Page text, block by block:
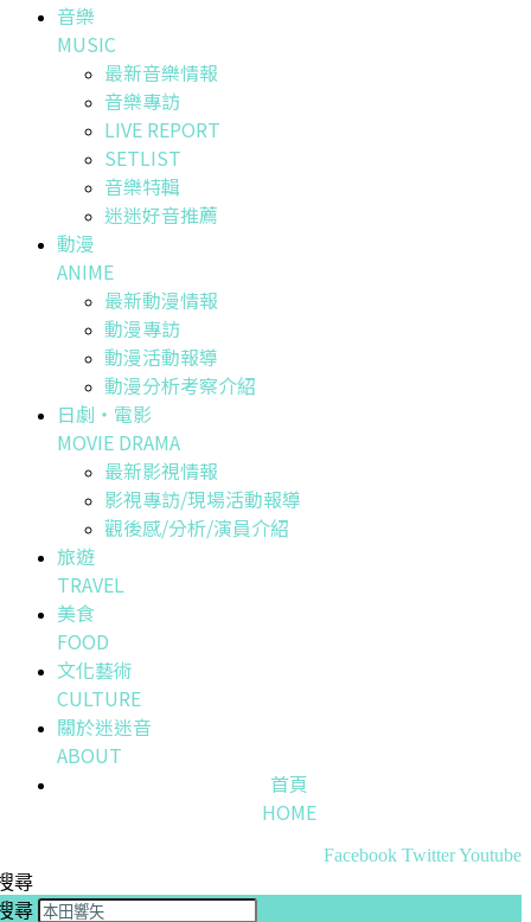
音樂
MUSIC
最新音樂情報
音樂專訪
LIVE REPORT
SETLIST
音樂特輯
迷迷好音推薦
動漫
ANIME
最新動漫情報
動漫專訪
動漫活動報導
動漫分析考察介紹
日劇・電影
MOVIE DRAMA
最新影視情報
影視專訪/現場活動報導
觀後感/分析/演員介紹
旅遊
TRAVEL
美食
FOOD
文化藝術
CULTURE
關於迷迷音
ABOUT
首頁
HOME
Facebook TwitterYoutube
尋
尋